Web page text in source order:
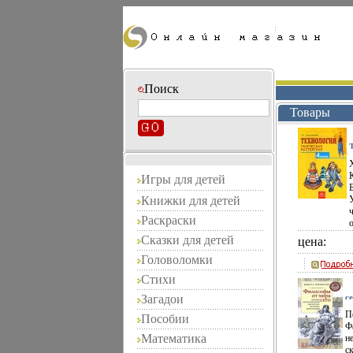
Поиск
Игры для детей
Книжки для детей
Раскраски
Сказки для детей
Головоломки
Стихи
Загадои
Пособии
Математика
Товары
цена: